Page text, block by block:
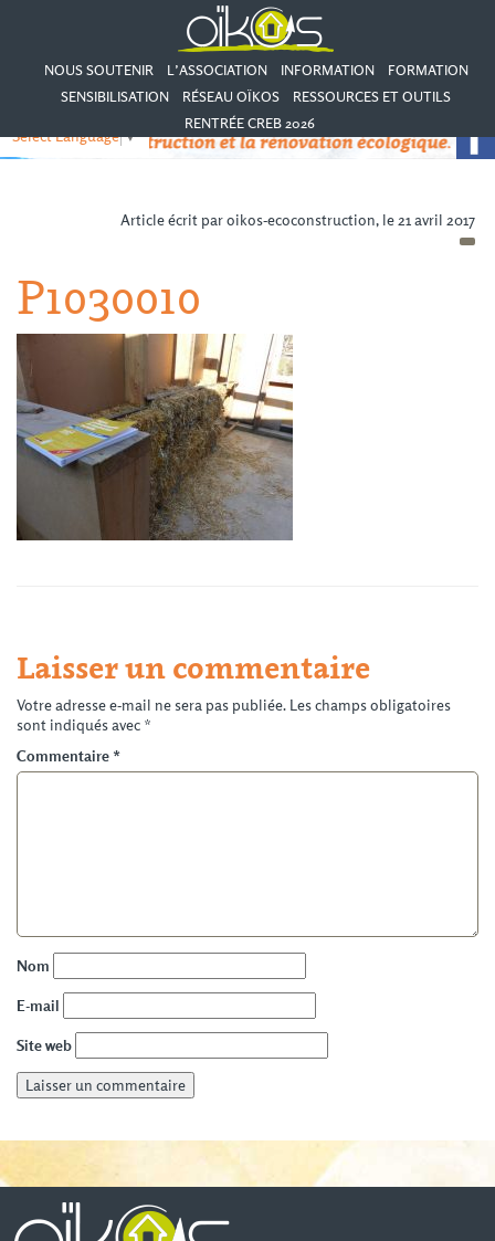
NOUS SOUTENIR L’ASSOCIATION INFORMATION
FORMATION
SENSIBILISATION
RÉSEAU OÏKOS
RESSOURCES ET OUTILS
RENTRÉE CREB 2026
Select Language▼
Article écrit par oikos-ecoconstruction, le 21 avril 2017
P1030010
Laisser un commentaire
Votre adresse e-mail ne sera pas publiée. Les champs obligatoires
sont indiqués avec *
Commentaire *
Nom
E-mail
Site web